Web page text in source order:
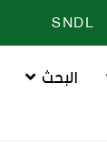
SNDL
البحث